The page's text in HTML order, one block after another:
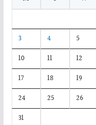
3
4 5
10
11 12
17
18 19
24
25 26
31